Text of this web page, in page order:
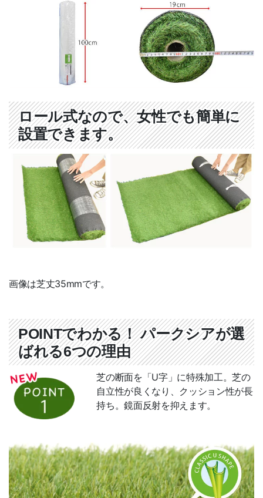
ロール式なので、女性でも簡単に
設置できます。
画像は芝丈35mmです。
POINTでわかる！ パークシアが選
ばれる6つの理由
芝の断面を「U字」に特殊加工。芝の
自立性が良くなり、クッション性が長
持ち。鏡面反射を抑えます。
ポリカーボネート
マリンランプ
遮音材 「わんぱく応援マット」
ハンター シーリングファン
制震 補強金具「BOSHIN」
電動オーニング
サービス一覧
新規会員登録
施工写真募集
バンドル販売
施工知識・手順
施工要領書
施工方法（写真）
施工事例